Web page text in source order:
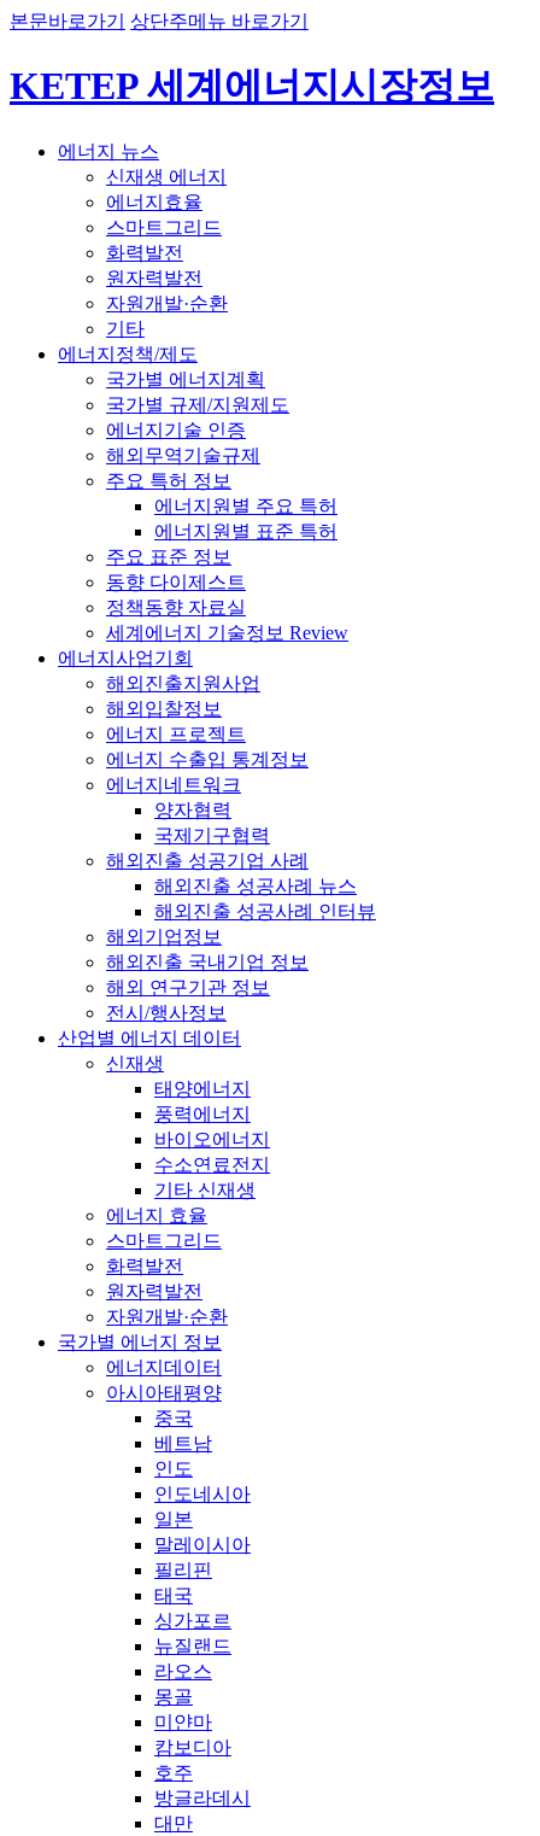
본문바로가기 상단주메뉴 바로가기
KETEP 세계에너지시장정보
에너지 뉴스
신재생 에너지
에너지효율
스마트그리드
화력발전
원자력발전
자원개발·순환
기타
에너지정책/제도
국가별 에너지계획
국가별 규제/지원제도
에너지기술 인증
해외무역기술규제
주요 특허 정보
에너지원별 주요 특허
에너지원별 표준 특허
주요 표준 정보
동향 다이제스트
정책동향 자료실
세계에너지 기술정보 Review
에너지사업기회
해외진출지원사업
해외입찰정보
에너지 프로젝트
에너지 수출입 통계정보
에너지네트워크
양자협력
국제기구협력
해외진출 성공기업 사례
해외진출 성공사례 뉴스
해외진출 성공사례 인터뷰
해외기업정보
해외진출 국내기업 정보
해외 연구기관 정보
전시/행사정보
산업별 에너지 데이터
신재생
태양에너지
풍력에너지
바이오에너지
수소연료전지
기타 신재생
에너지 효율
스마트그리드
화력발전
원자력발전
자원개발·순환
국가별 에너지 정보
에너지데이터
아시아태평양
중국
베트남
인도
인도네시아
일본
말레이시아
필리핀
태국
싱가포르
뉴질랜드
라오스
몽골
미얀마
캄보디아
호주
방글라데시
대만